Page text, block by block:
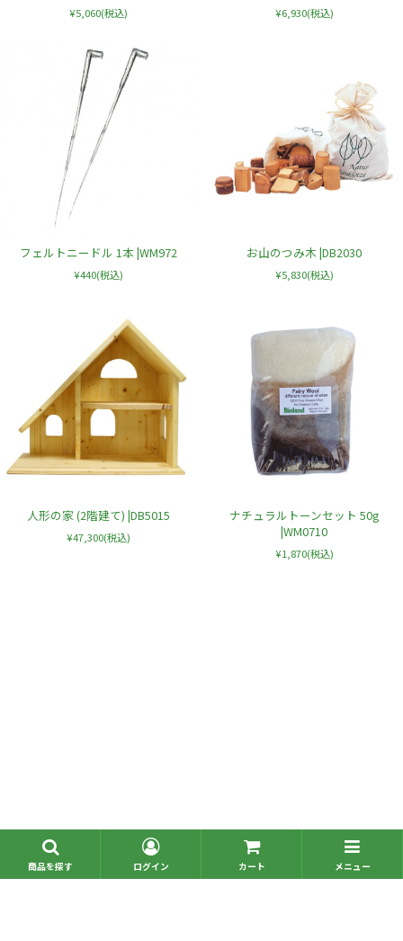
¥5,060(税込) ¥6,930(税込)
フェルトニードル 1本 |WM972
¥440(税込)
お山のつみ木 |DB2030
¥5,830(税込)
人形の家 (2階建て) |DB5015
¥47,300(税込)
ナチュラルトーンセット 50g
|WM0710
¥1,870(税込)